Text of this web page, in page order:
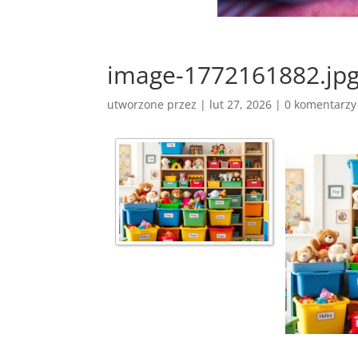
image-
utworzone przez | lut 27, 2026 |0 komentarzy